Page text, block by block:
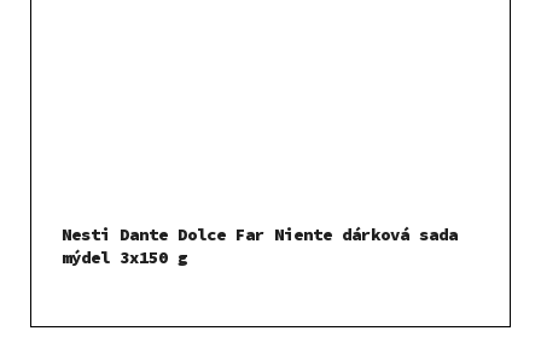
Nesti Dante Dolce Far Niente dárková sada
mýdel 3x150 g